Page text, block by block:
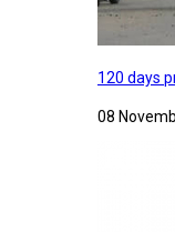
120 days
08